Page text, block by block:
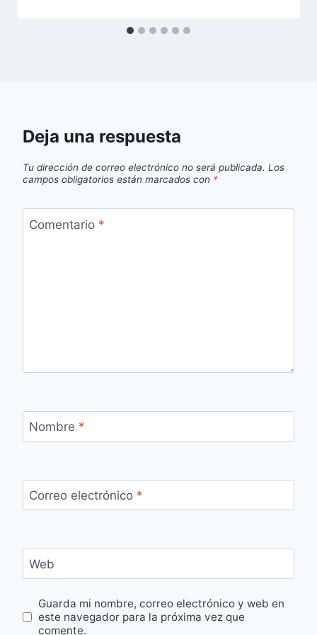
Deja una respuesta
Tu dirección de correo electrónico no será publicada. Los
campos obligatorios están marcados con *
Comentario *
Nombre *
Correo electrónico *
Web
Guarda mi nombre, correo electrónico y web en
este navegador para la próxima vez que
comente.